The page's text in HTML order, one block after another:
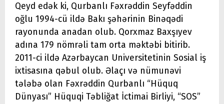
Qeyd edək ki, Qurbanlı Fəxrəddin Seyfəddin
oğlu 1994-cü ildə Bakı şəhərinin Binəqədi
rayonunda anadan olub. Qorxmaz Baxşıyev
adına 179 nömrəli tam orta məktəbi bitirib.
2011-ci ildə Azərbaycan Universitetinin Sosial iş
ixtisasına qəbul olub. Əlaçı və nümunəvi
tələbə olan Fəxrəddin Qurbanlı “Hüquq
Dünyası” Hüquqi Təbliğat İctimai Birliyi, “SOS”